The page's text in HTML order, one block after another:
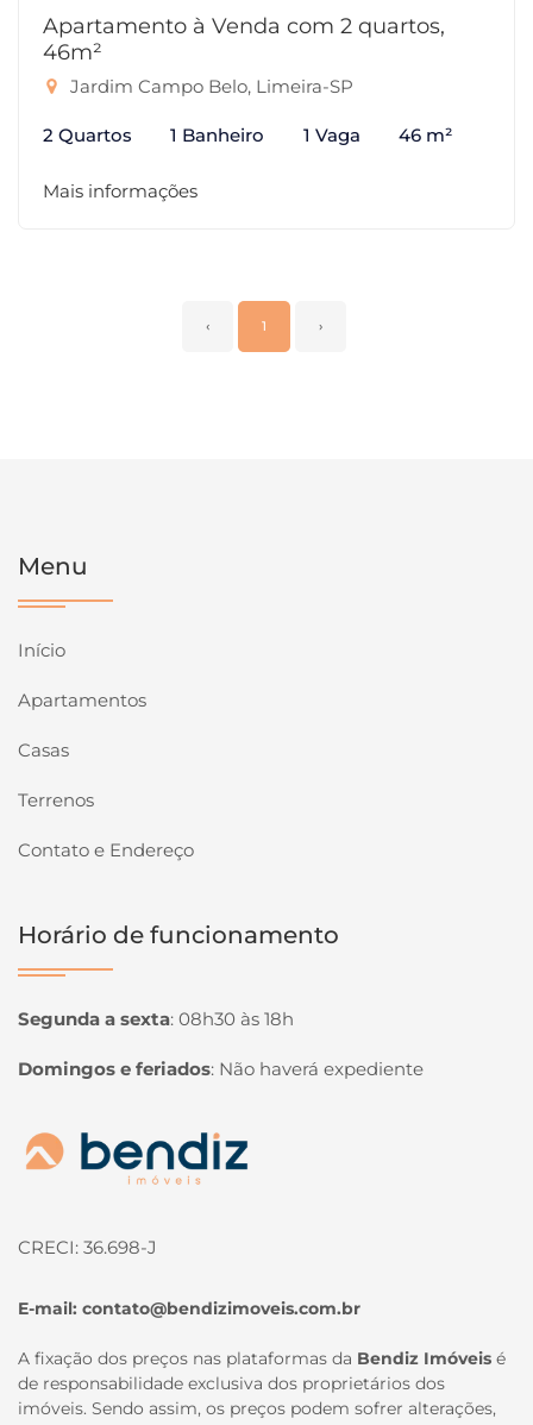
Apartamento à Venda com 2 quartos,
46m²
Jardim Campo Belo, Limeira-SP
2 Quartos 1 Banheiro 1 Vaga 46 m²
Mais informações
‹ 1 ›
Menu
Início
Apartamentos
Casas
Terrenos
Contato e Endereço
Horário de funcionamento
Segunda a sexta: 08h30 às 18h
Domingos e feriados: Não haverá expediente
Página inicial
CRECI: 36.698-J
E-mail: contato@bendizimoveis.com.br
A fixação dos preços nas plataformas da Bendiz Imóveis é
de responsabilidade exclusiva dos proprietários dos
imóveis. Sendo assim, os preços podem sofrer alterações,